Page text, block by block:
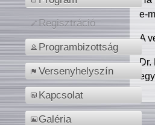
Regisztráció
Programbizottság
Versenyhelyszín
Kapcsolat
Galéria
e-
A
Dr.